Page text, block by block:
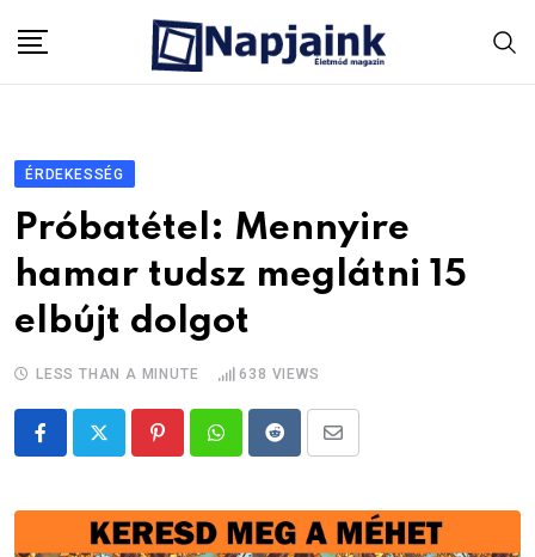
ÉRDEKESSÉG
Próbatétel: Mennyire
hamar tudsz meglátni 15
elbújt dolgot
LESS THAN A MINUTE 638 VIEWS
PinterestWhatsappRedditShare
Email